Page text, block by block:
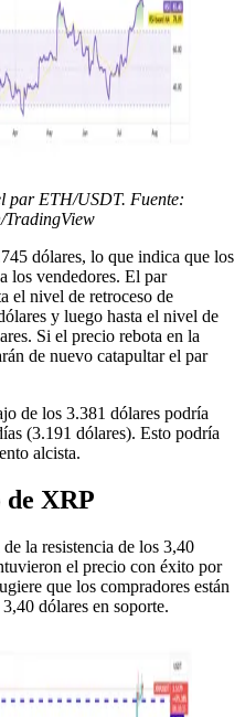
par ETH/USDT. Fuente:
TradingView
dólares, lo que indica que los
los vendedores. El par
el nivel de retroceso de
y luego hasta el nivel de
Si el precio rebota en la
de nuevo catapultar el par
de los 3.381 dólares podría
(3.191 dólares). Esto podría
alcista.
XRP
la resistencia de los 3,40
el precio con éxito por
que los compradores están
dólares en soporte.